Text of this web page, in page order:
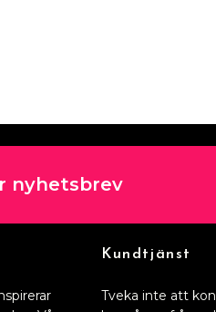
nyhetsbrev
Kundtjänst
Tveka inte att